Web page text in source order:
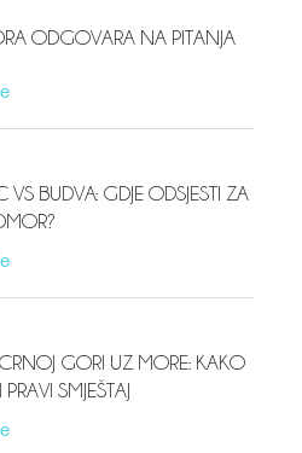
ODGOVARA NA PITANJA
VS BUDVA: GDJE ODSJESTI ZA
GORI UZ MORE: KAKO
SMJEŠTAJ